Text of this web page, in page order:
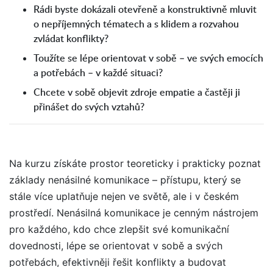
Rádi byste dokázali otevřeně a konstruktivně mluvit
o nepříjemných tématech a s klidem a rozvahou
zvládat konflikty?
Toužíte se lépe orientovat v sobě – ve svých emocích
a potřebách – v každé situaci?
Chcete v sobě objevit zdroje empatie a častěji ji
přinášet do svých vztahů?
Na kurzu získáte prostor teoreticky i prakticky poznat
základy nenásilné komunikace – přístupu, který se
stále více uplatňuje nejen ve světě, ale i v českém
prostředí. Nenásilná komunikace je cenným nástrojem
pro každého, kdo chce zlepšit své komunikační
dovednosti, lépe se orientovat v sobě a svých
potřebách, efektivněji řešit konflikty a budovat